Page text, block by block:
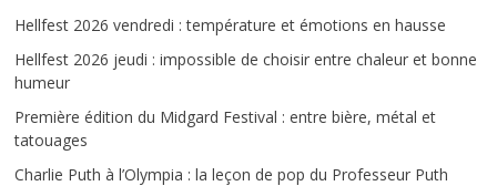
Hellfest 2026 vendredi : température et émotions en hausse
Hellfest 2026 jeudi : impossible de choisir entre chaleur et bonne
humeur
Première édition du Midgard Festival : entre bière, métal et
tatouages
Charlie Puth à l’Olympia : la leçon de pop du Professeur Puth